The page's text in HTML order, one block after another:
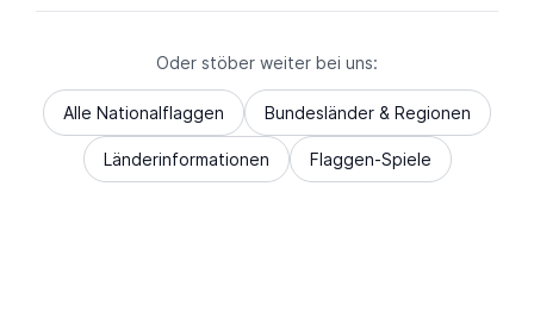
Oder stöber weiter bei uns:
Alle Nationalflaggen Bundesländer & Regionen
Länderinformationen Flaggen-Spiele